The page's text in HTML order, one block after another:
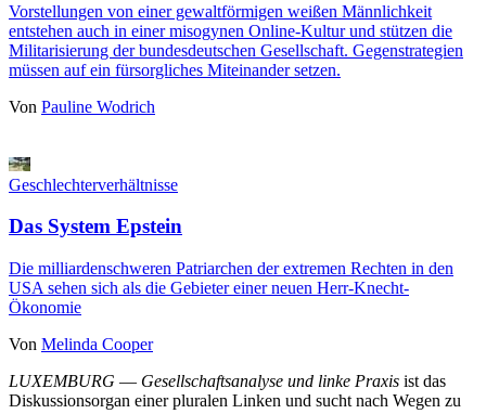
Vorstellungen von einer gewaltförmigen weißen Männlichkeit
entstehen auch in einer misogynen Online-Kultur und stützen die
Militarisierung der bundesdeutschen Gesellschaft. Gegenstrategien
müssen auf ein fürsorgliches Miteinander setzen.
Von Pauline Wodrich
Geschlechterverhältnisse
Das System Epstein
Die milliardenschweren Patriarchen der extremen Rechten in den
USA sehen sich als die Gebieter einer neuen Herr-Knecht-
Ökonomie
Von Melinda Cooper
LUXEMBURG — Gesellschaftsanalyse und linke Praxis ist das
Diskussionsorgan einer pluralen Linken und sucht nach Wegen zu